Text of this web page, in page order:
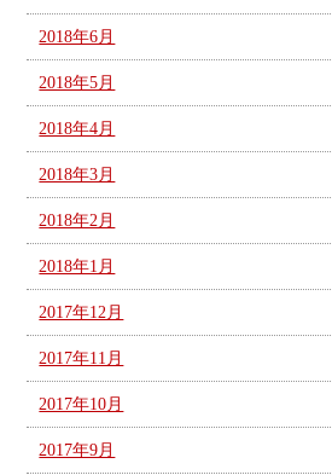
2018年6月
2018年5月
2018年4月
2018年3月
2018年2月
2018年1月
2017年12月
2017年11月
2017年10月
2017年9月